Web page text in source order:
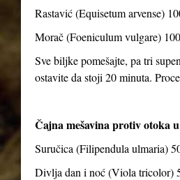
Rastavić (Equisetum arvense)
Morač (Foeniculum vulgare)
Sve biljke pomešajte, pa tri
ostavite da stoji 20 minuta.
Čajna mešavina protiv otoka
Suručica (Filipendula ulmaria)
Divlja dan i noć (Viola tricolor)